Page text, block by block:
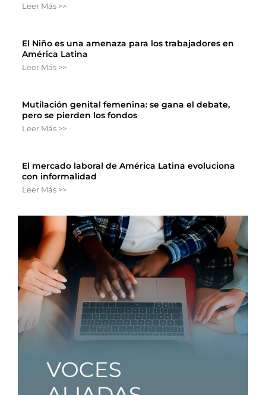
Leer Más >>
El Niño es una amenaza para los trabajadores en
América Latina
Leer Más >>
Mutilación genital femenina: se gana el debate,
pero se pierden los fondos
Leer Más >>
El mercado laboral de América Latina evoluciona
con informalidad
Leer Más >>